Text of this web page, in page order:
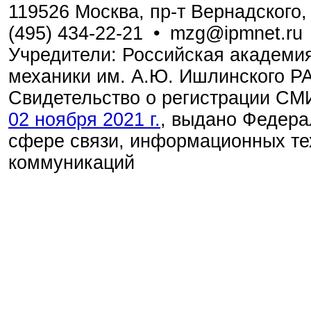
119526 Москва, пр-т
(495) 434-22-21 • mzg@ipmnet.ru
Учредители: Российская
механики им. А.Ю. Ишлинского
Свидетельство о регистрации
02 ноября 2021 г., выдано
сфере связи, информационных
коммуникаций